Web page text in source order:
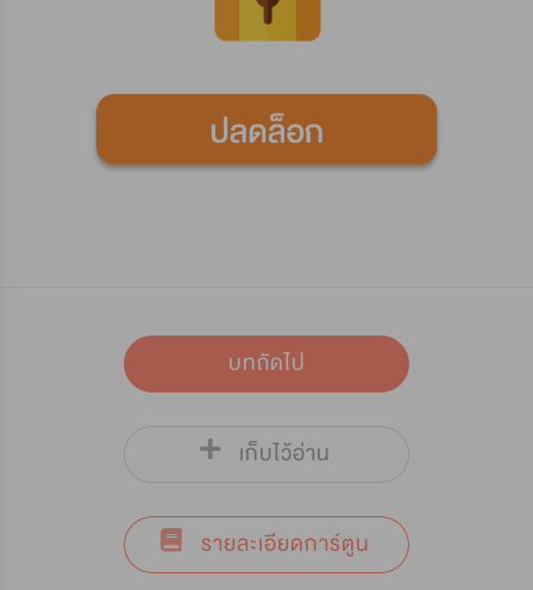
บทถัดไป
เก็บไว้อ่าน
รายละเอียดการ์ตูน